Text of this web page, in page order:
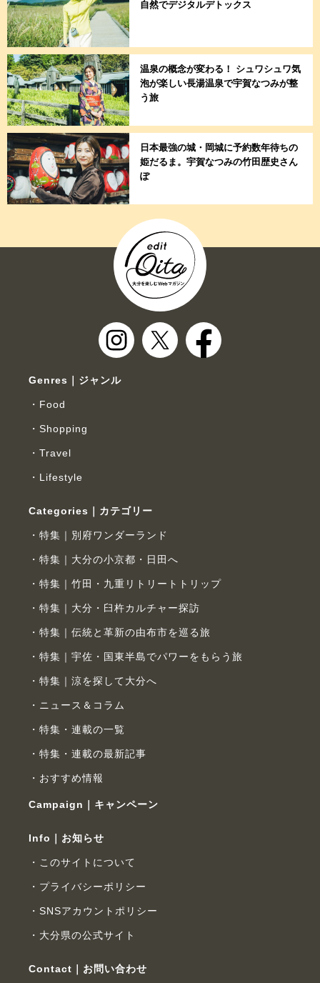
自然でデジタルデトックス
温泉の概念が変わる！ シュワシュワ気
泡が楽しい長湯温泉で宇賀なつみが整
う旅
日本最強の城・岡城に予約数年待ちの
姫だるま。宇賀なつみの竹田歴史さん
ぽ
Genres｜ジャンル
Food
Shopping
Travel
Lifestyle
Categories｜カテゴリー
特集｜別府ワンダーランド
特集｜大分の小京都・日田へ
特集｜竹田・九重リトリートトリップ
特集｜大分・臼杵カルチャー探訪
特集｜伝統と革新の由布市を巡る旅
特集｜宇佐・国東半島でパワーをもらう旅
特集｜涼を探して大分へ
ニュース＆コラム
特集・連載の一覧
特集・連載の最新記事
おすすめ情報
Campaign｜キャンペーン
Info｜お知らせ
このサイトについて
プライバシーポリシー
SNSアカウントポリシー
大分県の公式サイト
Contact｜お問い合わせ